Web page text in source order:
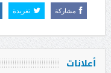
مشاركة تغريدة
أعلانات